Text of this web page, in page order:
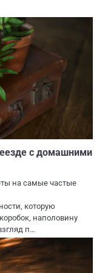
с домашними
на самые частые
которую
наполовину
п…